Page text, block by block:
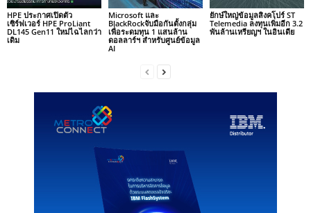
HPE ประกาศเปิดตัว
เซิร์ฟเวอร์ HPE ProLiant
DL145 Gen11 ใหม่ไฉไลกว่า
เดิม
Microsoft และ
BlackRockจับมือกันตั้งกลุ่ม
เพื่อระดมทุน 1 แสนล้าน
ดอลลาร์ฯ สำหรับศูนย์ข้อมูล
AI
ยักษ์ใหญ่ข้อมูลสิงคโปร์ ST
Telemedia ลงทุนเพิ่มอีก 3.2
พันล้านเหรียญฯ ในอินเดีย